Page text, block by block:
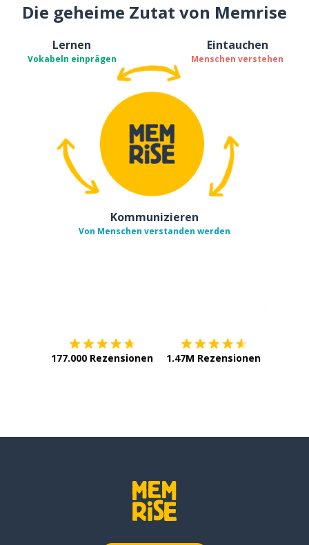
Die geheime Zutat von Memrise
Lernen
Vokabeln einprägen
Eintauchen
Menschen verstehen
Kommunizieren
Von Menschen verstanden werden
177.000 Rezensionen 1.47M Rezensionen